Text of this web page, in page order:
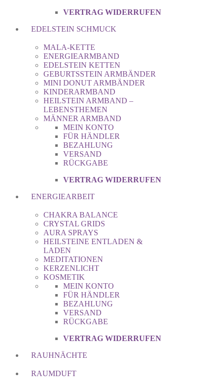
VERTRAG WIDERRUFEN
EDELSTEIN SCHMUCK
MALA-KETTE
ENERGIEARMBAND
EDELSTEIN KETTEN
GEBURTSSTEIN ARMBÄNDER
MINI DONUT ARMBÄNDER
KINDERARMBAND
HEILSTEIN ARMBAND –
LEBENSTHEMEN
MÄNNER ARMBAND
MEIN KONTO
FÜR HÄNDLER
BEZAHLUNG
VERSAND
RÜCKGABE
VERTRAG WIDERRUFEN
ENERGIEARBEIT
CHAKRA BALANCE
CRYSTAL GRIDS
AURA SPRAYS
HEILSTEINE ENTLADEN &
LADEN
MEDITATIONEN
KERZENLICHT
KOSMETIK
MEIN KONTO
FÜR HÄNDLER
BEZAHLUNG
VERSAND
RÜCKGABE
VERTRAG WIDERRUFEN
RAUHNÄCHTE
RAUMDUFT